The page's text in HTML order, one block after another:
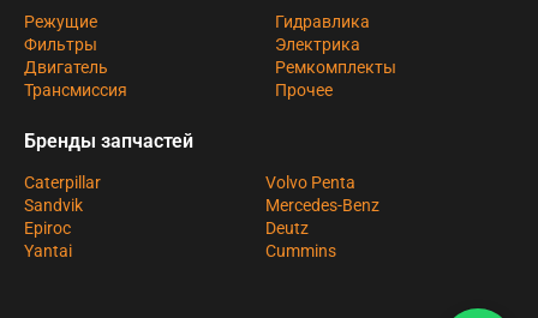
Режущие
Фильтры
Двигатель
Трансмиссия
Гидравлика
Электрика
Ремкомплекты
Прочее
Бренды запчастей
Caterpillar
Sandvik
Epiroc
Yantai
Volvo Penta
Mercedes-Benz
Deutz
Cummins